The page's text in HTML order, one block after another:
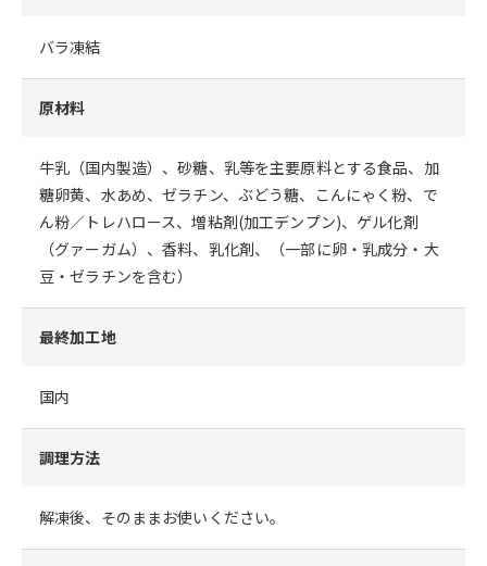
バラ凍結
原材料
牛乳（国内製造）、砂糖、乳等を主要原料とする食品、加
糖卵黄、水あめ、ゼラチン、ぶどう糖、こんにゃく粉、で
ん粉／トレハロース、増粘剤(加工デンプン)、ゲル化剤
（グァーガム）、香料、乳化剤、（一部に卵・乳成分・大
豆・ゼラチンを含む）
最終加工地
国内
調理方法
解凍後、そのままお使いください。